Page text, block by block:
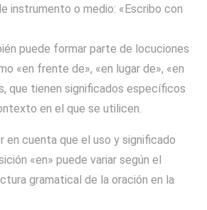
instrumento o medio: «Escribo con
puede formar parte de locuciones
«en frente de», «en lugar de», «en
que tienen significados específicos
en el que se utilicen.
en cuenta que el uso y significado
«en» puede variar según el
gramatical de la oración en la